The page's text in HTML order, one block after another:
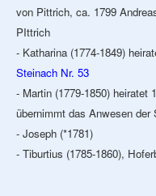
von Pittrich, ca. 1799
PIttrich
- Katharina (1774-1849)
Steinach Nr. 53
- Martin (1779-1850) heiratet
übernimmt das Anwesen der
- Joseph (*1781)
- Tiburtius (1785-1860),